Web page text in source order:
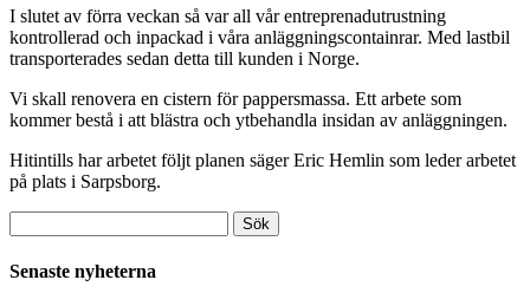
I slutet av förra veckan så var all vår entreprenadutrustning
kontrollerad och inpackad i våra anläggningscontainrar. Med lastbil
transporterades sedan detta till kunden i Norge.
Vi skall renovera en cistern för pappersmassa. Ett arbete som
kommer bestå i att blästra och ytbehandla insidan av anläggningen.
Hitintills har arbetet följt planen säger Eric Hemlin som leder arbetet
på plats i Sarpsborg.
efter:
Senaste nyheterna